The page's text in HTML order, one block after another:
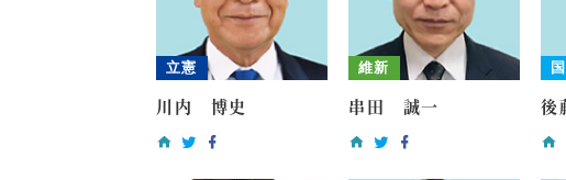
立憲
川内 博史
維新
串田 誠一 後